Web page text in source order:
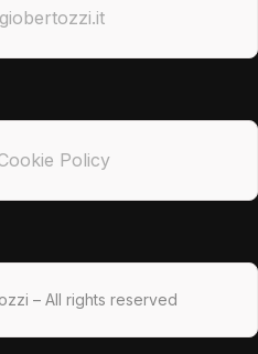
Policy
– All rights reserved